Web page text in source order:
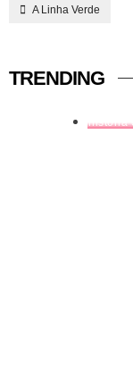
A Linha Verde
TRENDING
história